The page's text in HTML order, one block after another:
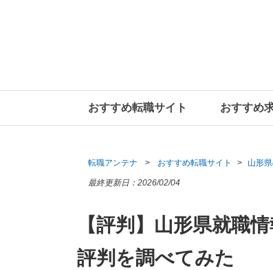
おすすめ転職サイト おすすめ
転職アンテナ おすすめ転職サイト 山形
最終更新日： 2026/02/04
【評判】山形県就職
評判を調べてみた